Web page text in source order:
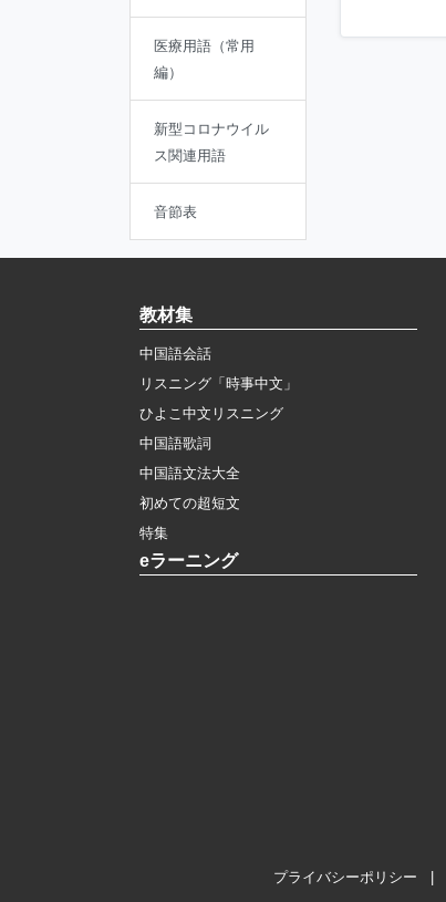
医療用語（常用
編）
新型コロナウイル
ス関連用語
音節表
教材集
中国語会話
リスニング「時事中文」
ひよこ中文リスニング
中国語歌詞
中国語文法大全
初めての超短文
特集
eラーニング
プライバシーポリシー